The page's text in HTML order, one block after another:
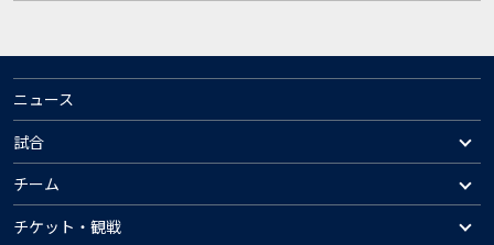
ニュース
試合
チーム
チケット・観戦